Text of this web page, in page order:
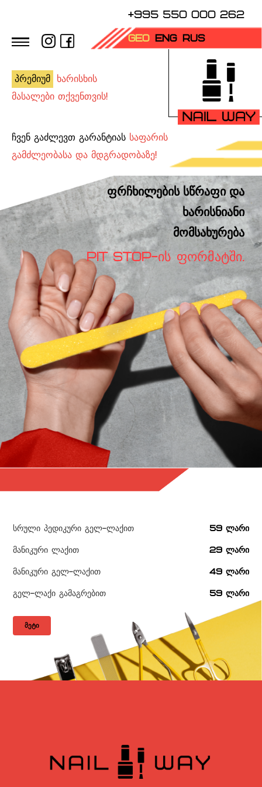
+995 550 000 262
GEO ENG RUS
პრემიუმ ხარისხის
მასალები თქვენთვის!
ჩვენ გაძლევთ გარანტიას საფარის
გამძლეობასა და მდგრადობაზე!
ფრჩხილების სწრაფი და
ხარისნიანი
მომსახურება
PIT STOP-ᲘᲡ ᲤᲝᲠᲛᲐᲢᲨᲘ.
სრული პედიკური გელ-ლაქით 59 ლარი
მანიკური ლაქით 29 ლარი
მანიკური გელ-ლაქით 49 ლარი
გელ-ლაქი გამაგრებით 59 ლარი
ᲛᲔᲢᲘ